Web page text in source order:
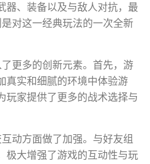
器、装备以及与敌人对抗，最
对这一经典玩法的一次全新
更多的创新元素。首先，游
真实和细腻的环境中体验游
玩家提供了更多的战术选择与
动方面做了加强。与好友组
极大增强了游戏的互动性与玩